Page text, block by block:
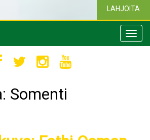
LAHJOITA
Somenti